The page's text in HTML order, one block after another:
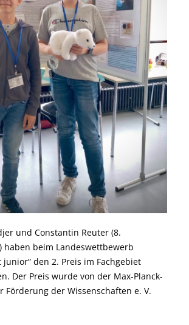
und Constantin Reuter (8.
haben beim Landeswettbewerb
junior“ den 2. Preis im Fachgebiet
Der Preis wurde von der Max-Planck-
Förderung der Wissenschaften e. V.